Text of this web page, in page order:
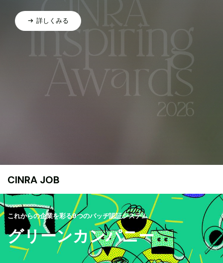
詳しくみる
CINRA JOB
これからの企業を彩る9つのバッヂ認証システム
グリーンカンパニー